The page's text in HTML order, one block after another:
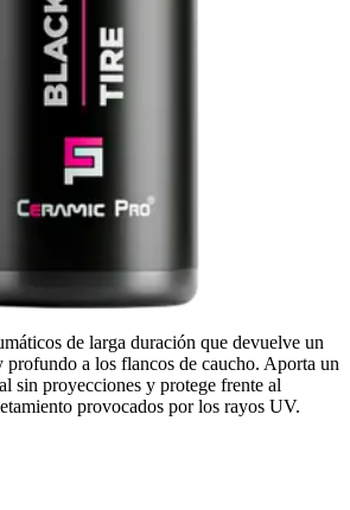
de larga duración que devuelve un
profundo a los flancos de caucho. Aporta un
sin proyecciones y protege frente al
provocados por los rayos UV.